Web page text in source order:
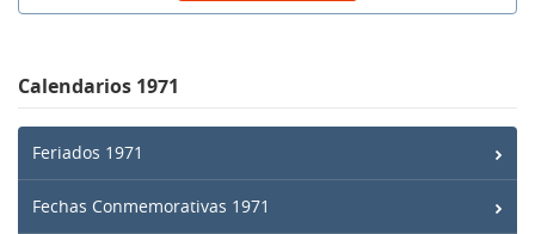
Calendarios 1971
Feriados 1971
Fechas Conmemorativas 1971